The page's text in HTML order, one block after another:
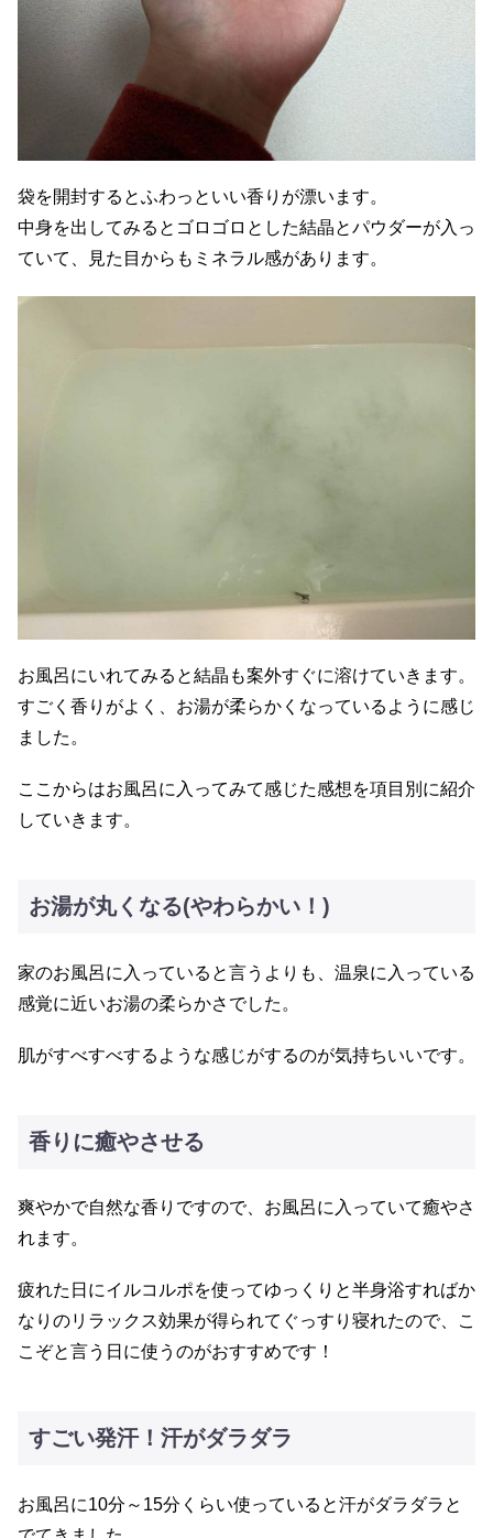
袋を開封するとふわっといい香りが漂います。
中身を出してみるとゴロゴロとした結晶とパウダーが入っ
ていて、見た目からもミネラル感があります。
お風呂にいれてみると結晶も案外すぐに溶けていきます。
すごく香りがよく、お湯が柔らかくなっているように感じ
ました。
ここからはお風呂に入ってみて感じた感想を項目別に紹介
していきます。
お湯が丸くなる(やわらかい！)
家のお風呂に入っていると言うよりも、温泉に入っている
感覚に近いお湯の柔らかさでした。
肌がすべすべするような感じがするのが気持ちいいです。
香りに癒やさせる
爽やかで自然な香りですので、お風呂に入っていて癒やさ
れます。
疲れた日にイルコルポを使ってゆっくりと半身浴すればか
なりのリラックス効果が得られてぐっすり寝れたので、こ
こぞと言う日に使うのがおすすめです！
すごい発汗！汗がダラダラ
お風呂に10分～15分くらい使っていると汗がダラダラと